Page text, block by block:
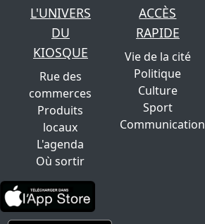
L'UNIVERS
DU
KIOSQUE
Rue des
commerces
Produits
locaux
L'agenda
Où sortir
ACCÈS
RAPIDE
Vie de la cité
Politique
Culture
Sport
Communication